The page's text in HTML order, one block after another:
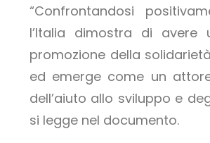
“Confrontandosi
l’Italia dimostra di avere
promozione della
ed emerge come un
dell’aiuto allo sviluppo e
si legge nel documento.